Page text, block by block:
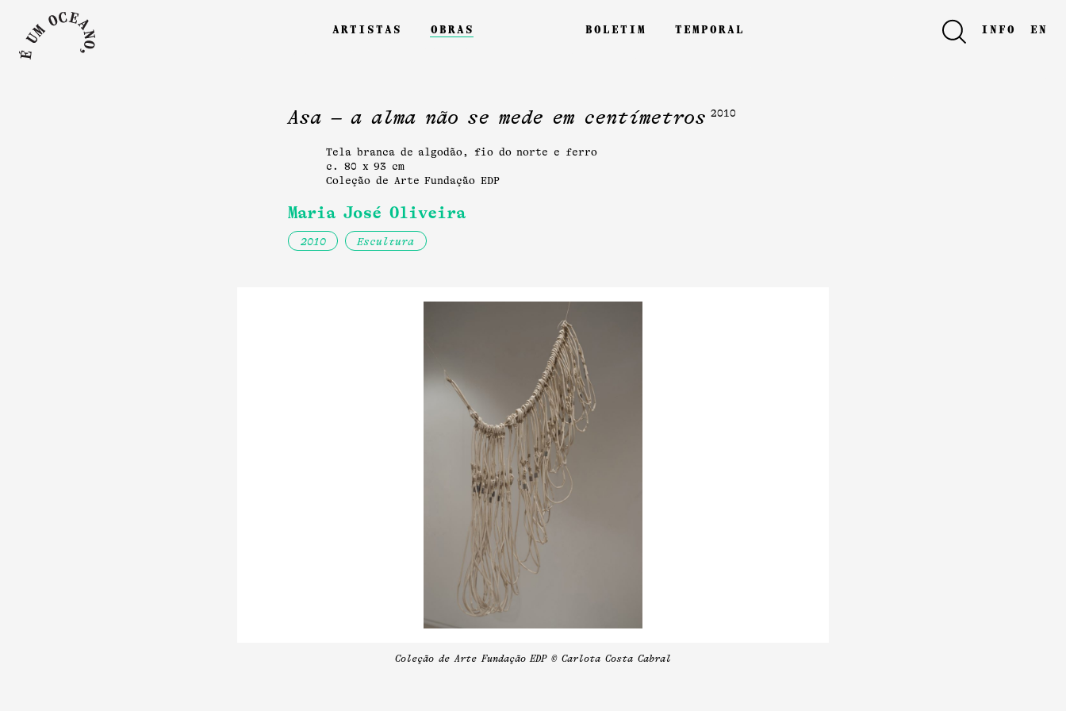
artistas obras boletim temporal info en
Asa – a alma não se mede em centímetros 2010
Tela branca de algodão, fio do norte e ferro
c. 80 x 93 cm
Coleção de Arte Fundação EDP
Maria José Oliveira
2010 Escultura
Coleção de Arte Fundação EDP © Carlota Costa Cabral